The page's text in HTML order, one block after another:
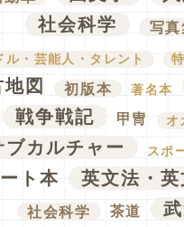
社会科学
写真
ル・芸能人・タレント
地図
初版本 著名本
戦争戦記
甲冑 オ
ブカルチャー スポ
ト本 英文法・英
社会科学 茶道